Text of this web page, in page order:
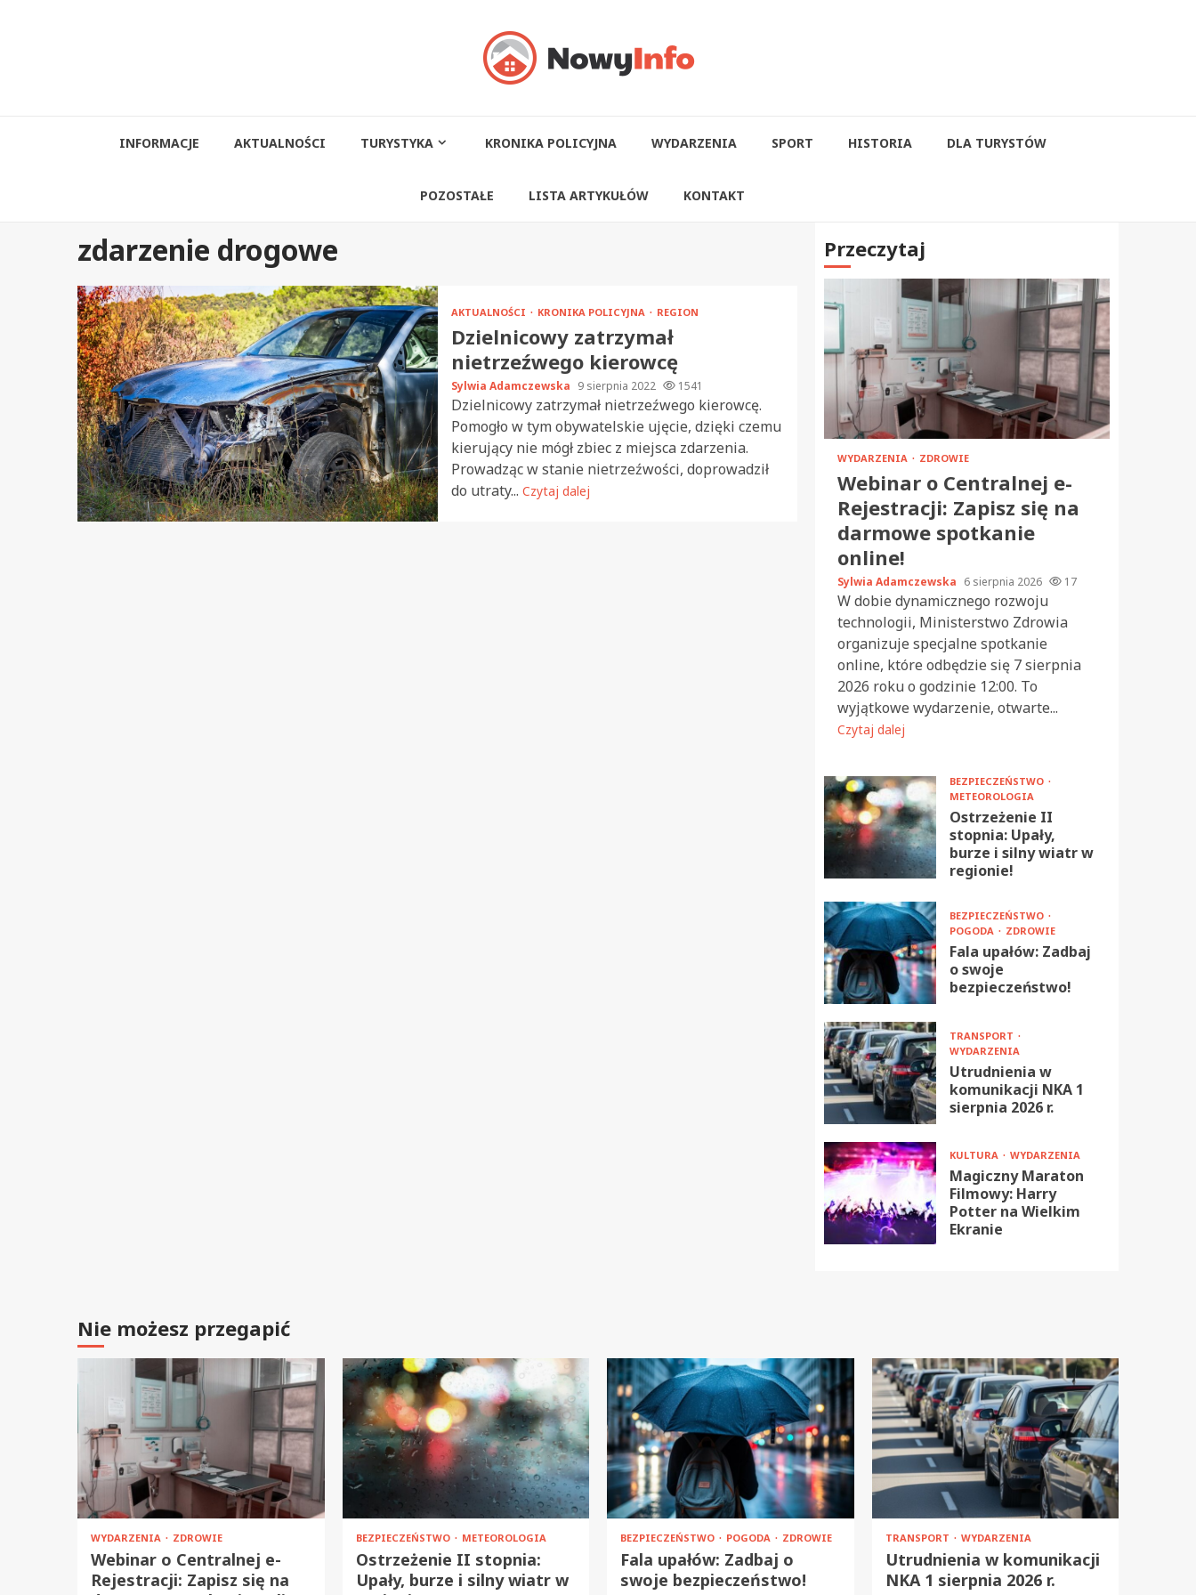
INFORMACJE AKTUALNOŚCI TURYSTYKA KRONIKA POLICYJNA WYDARZENIA SPORT HISTORIA DLA TURYSTÓW
POZOSTAŁE LISTA ARTYKUŁÓW KONTAKT
zdarzenie drogowe
AKTUALNOŚCI KRONIKA POLICYJNA REGION
Dzielnicowy zatrzymał
nietrzeźwego kierowcę
Sylwia Adamczewska 9 sierpnia 2022 1541
Dzielnicowy zatrzymał nietrzeźwego kierowcę.
Pomogło w tym obywatelskie ujęcie, dzięki czemu
kierujący nie mógł zbiec z miejsca zdarzenia.
Prowadząc w stanie nietrzeźwości, doprowadził
do utraty... Czytaj dalej
Przeczytaj
WYDARZENIA ZDROWIE
Webinar o Centralnej e-
Rejestracji: Zapisz się na
darmowe spotkanie
online!
Sylwia Adamczewska 6 sierpnia 2026 17
W dobie dynamicznego rozwoju
technologii, Ministerstwo Zdrowia
organizuje specjalne spotkanie
online, które odbędzie się 7 sierpnia
2026 roku o godzinie 12:00. To
wyjątkowe wydarzenie, otwarte...
Czytaj dalej
BEZPIECZEŃSTWO
METEOROLOGIA
Ostrzeżenie II
stopnia: Upały,
burze i silny wiatr w
regionie!
BEZPIECZEŃSTWO
POGODA
ZDROWIE
Fala upałów: Zadbaj
o swoje
bezpieczeństwo!
TRANSPORT
WYDARZENIA
Utrudnienia w
komunikacji NKA 1
sierpnia 2026 r.
KULTURA WYDARZENIA
Magiczny Maraton
Filmowy: Harry
Potter na Wielkim
Ekranie
Nie możesz przegapić
WYDARZENIA ZDROWIE
Webinar o Centralnej e-
Rejestracji: Zapisz się na
BEZPIECZEŃSTWO METEOROLOGIA
Ostrzeżenie II stopnia:
Upały, burze i silny wiatr w
BEZPIECZEŃSTWO POGODA ZDROWIE
Fala upałów: Zadbaj o
swoje bezpieczeństwo!
TRANSPORT WYDARZENIA
Utrudnienia w komunikacji
NKA 1 sierpnia 2026 r.